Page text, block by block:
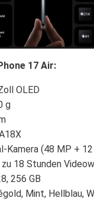
17 Air:
OLED
g
Kamera (48 MP +
18 Stunden
256 GB
Mint, Hellblau,